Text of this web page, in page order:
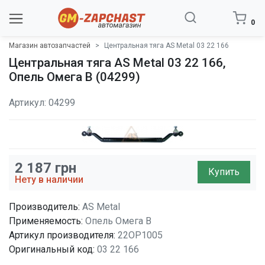
0
Магазин автозапчастей Центральная тяга AS Metal 03 22 166
Центральная тяга AS Metal 03 22 166,
Опель Омега B (04299)
Артикул: 04299
2 187 грн
Нету в наличии
Купить
Производитель: AS Metal
Применяемость: Опель Омега B
Артикул производителя: 22OP1005
Оригинальный код: 03 22 166